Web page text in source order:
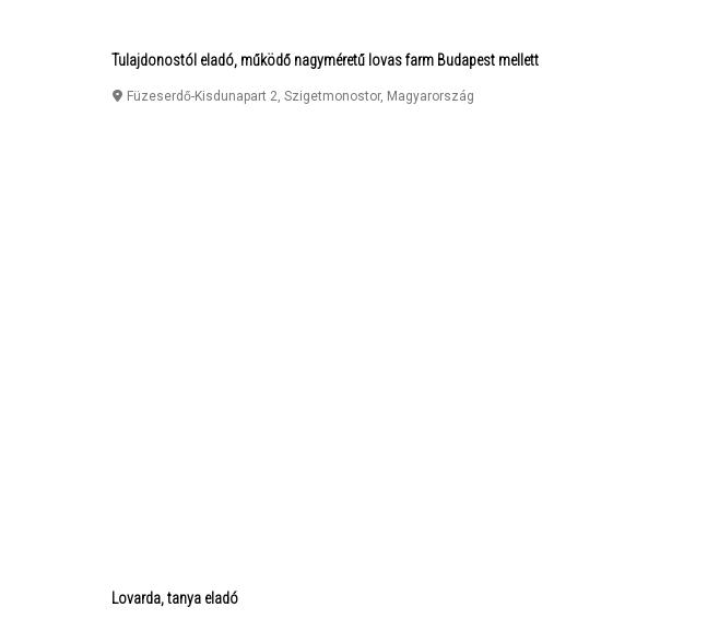
Tulajdonostól eladó, működő nagyméretű lovas farm Budapest mellett
Füzeserdő-Kisdunapart 2, Szigetmonostor, Magyarország
Lovarda, tanya eladó